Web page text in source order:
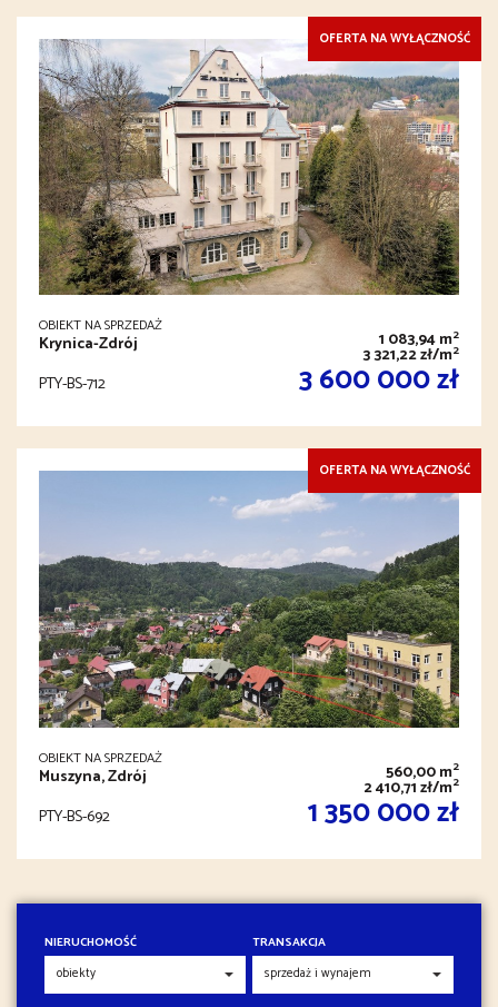
OFERTA NA WYŁĄCZNOŚĆ
OBIEKT NA SPRZEDAŻ
Krynica-Zdrój 1 083,94 m2
3 321,22 zł/m2
PTY-BS-712 3 600 000 zł
OFERTA NA WYŁĄCZNOŚĆ
OBIEKT NA SPRZEDAŻ
Muszyna, Zdrój 560,00 m2
2 410,71 zł/m2
PTY-BS-692 1 350 000 zł
NIERUCHOMOŚĆ TRANSAKCJA